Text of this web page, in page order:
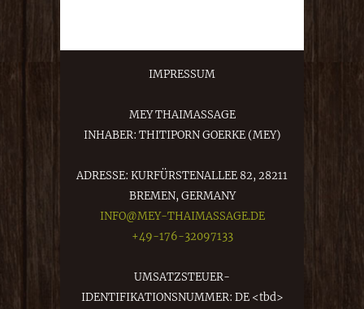
IMPRESSUM
MEY THAIMASSAGE
INHABER: THITIPORN GOERKE (MEY)
ADRESSE: KURFÜRSTENALLEE 82, 28211
BREMEN, GERMANY
INFO@MEY-THAIMASSAGE.DE
+49-176-32097133
UMSATZSTEUER-
IDENTIFIKATIONSNUMMER: DE <tbd>